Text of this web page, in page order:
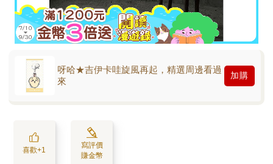
呀哈★吉伊卡哇旋風再起，精選周邊看過
來
加購
喜歡+1
寫評價
賺金幣